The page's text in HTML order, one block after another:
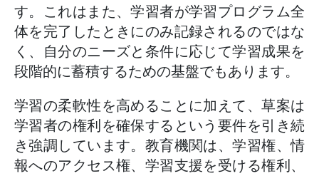
す。これはまた、学習者が学習プログラム全
体を完了したときにのみ記録されるのではな
く、自分のニーズと条件に応じて学習成果を
段階的に蓄積するための基盤でもあります。
学習の柔軟性を高めることに加えて、草案は
学習者の権利を確保するという要件を引き続
き強調しています。教育機関は、学習権、情
報へのアクセス権、学習支援を受ける権利、